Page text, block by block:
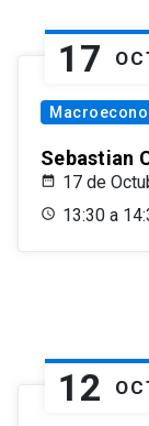
17
Sebastian
17 de
13:30 a
12